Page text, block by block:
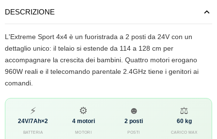
DESCRIZIONE
L'Extreme Sport 4x4 è un fuoristrada a 2 posti da 24V con un
dettaglio unico: il telaio si estende da 114 a 128 cm per
accompagnare la crescita dei bambini. Quattro motori erogano
960W reali e il telecomando parentale 2.4GHz tiene i genitori ai
comandi.
⚡
24V/7Ah×2
BATTERIA
⚙
4 motori
MOTORI
☻
2 posti
POSTI
⚖
60 kg
CARICO MAX